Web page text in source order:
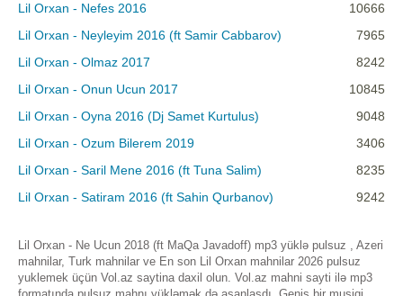
Lil Orxan - Nefes 2016
10666
Lil Orxan - Neyleyim 2016 (ft Samir Cabbarov)
7965
Lil Orxan - Olmaz 2017
8242
Lil Orxan - Onun Ucun 2017
10845
Lil Orxan - Oyna 2016 (Dj Samet Kurtulus)
9048
Lil Orxan - Ozum Bilerem 2019
3406
Lil Orxan - Saril Mene 2016 (ft Tuna Salim)
8235
Lil Orxan - Satiram 2016 (ft Sahin Qurbanov)
9242
Lil Orxan - Ne Ucun 2018 (ft MaQa Javadoff) mp3 yüklə pulsuz , Azeri
mahnilar, Turk mahnilar ve En son Lil Orxan mahnilar 2026 pulsuz
yuklemek üçün Vol.az saytina daxil olun. Vol.az mahni sayti ilə mp3